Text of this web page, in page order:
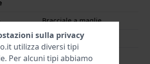
Bracciale a maglie
12 mm
12 mm
sulla privacy
utilizza diversi tipi
. Per alcuni tipi abbiamo